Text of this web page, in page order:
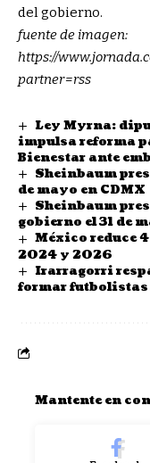
del gobierno.
fuente de imagen:
https://
partner=rss
Ley Myrna:
impulsa reforma
Bienestar ante
Sheinbaum
de mayo en CDMX
Sheinbaum
gobierno el 31 de
México reduce
2024 y 2026
Irarragorri
formar futbolistas
Mantente en